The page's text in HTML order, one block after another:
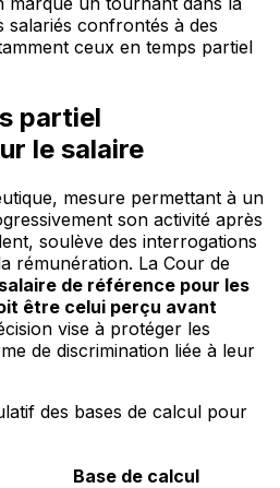
salariés confrontés à des
ceux en temps partiel
partiel
le salaire
mesure permettant à un
son activité après
soulève des interrogations
rémunération. La Cour de
de référence pour les
être celui perçu avant
vise à protéger les
de discrimination liée à leur
des bases de calcul pour
Base de calcul